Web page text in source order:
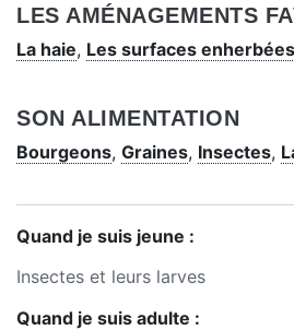
LES AMÉNAGEMENTS
La haie, Les surfaces enherbées
SON ALIMENTATION
Bourgeons, Graines, Insectes,
Quand je suis jeune :
Insectes et leurs larves
Quand je suis adulte :